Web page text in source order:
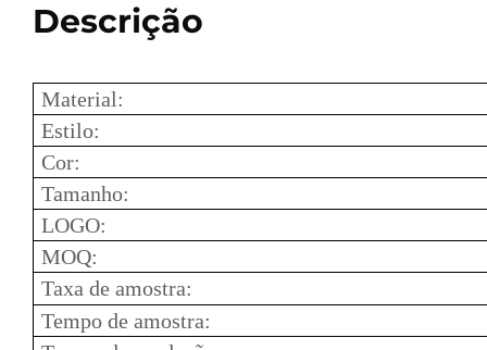
Descrição
Material:
Estilo:
Cor:
Tamanho:
LOGO:
MOQ:
Taxa de amostra:
Tempo de amostra: